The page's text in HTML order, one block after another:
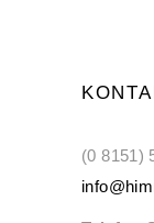
(0 8151)